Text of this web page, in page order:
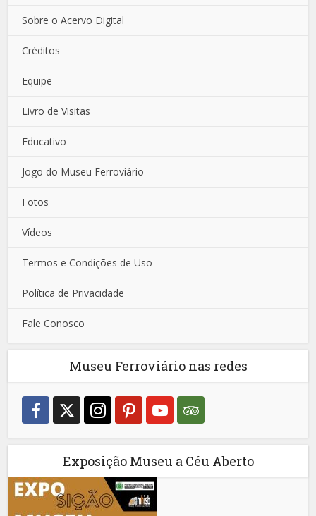
Sobre o Acervo Digital
Créditos
Equipe
Livro de Visitas
Educativo
Jogo do Museu Ferroviário
Fotos
Vídeos
Termos e Condições de Uso
Política de Privacidade
Fale Conosco
Museu Ferroviário nas redes
Exposição Museu a Céu Aberto